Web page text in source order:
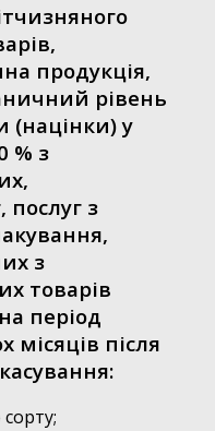
продукція,
рівень
(націнки) у
% з
послуг з
з
товарів
період
місяців після